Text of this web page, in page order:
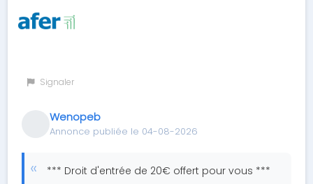
Signaler
Wenopeb
Annonce publiée le 04-08-2026
*** Droit d'entrée de 20€ offert pour vous ***